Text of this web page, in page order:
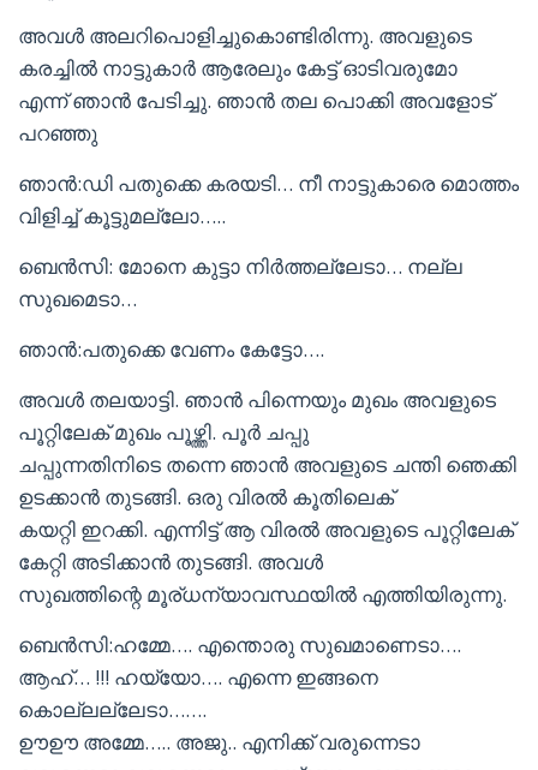
അവൾ അലറിപൊളിച്ചുകൊണ്ടിരിന്നു. അവളുടെ
കരച്ചിൽ നാട്ടുകാർ ആരേലും കേട്ട് ഓടിവരുമോ
എന്ന് ഞാൻ പേടിച്ചു. ഞാൻ തല പൊക്കി അവളോട്
പറഞ്ഞു
ഞാൻ:ഡി പതുക്കെ കരയടി… നീ നാട്ടുകാരെ മൊത്തം
വിളിച്ച് കൂട്ടുമല്ലോ…..
ബെൻസി: മോനെ കുട്ടാ നിർത്തല്ലേടാ… നല്ല
സുഖമെടാ…
ഞാൻ:പതുക്കെ വേണം കേട്ടോ….
അവൾ തലയാട്ടി. ഞാൻ പിന്നെയും മുഖം അവളുടെ
പൂറ്റിലേക് മുഖം പൂഴ്ത്തി. പൂർ ചപ്പു
ചപ്പുന്നതിനിടെ തന്നെ ഞാൻ അവളുടെ ചന്തി ഞെക്കി
ഉടക്കാൻ തുടങ്ങി. ഒരു വിരൽ കൂതിലെക്
കയറ്റി ഇറക്കി. എന്നിട്ട് ആ വിരൽ അവളുടെ പൂറ്റിലേക്
കേറ്റി അടിക്കാൻ തുടങ്ങി. അവൾ
സുഖത്തിന്റെ മൂര്ധന്യാവസ്ഥയിൽ എത്തിയിരുന്നു.
ബെൻസി:ഹമ്മേ…. എന്തൊരു സുഖമാണെടാ….
ആഹ്… !!! ഹയ്യോ…. എന്നെ ഇങ്ങനെ
കൊല്ലല്ലേടാ…….
ഊഊ അമ്മേ….. അജു.. എനിക്ക് വരുന്നെടാ